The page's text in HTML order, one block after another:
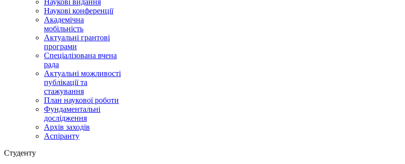
Наукові видання
Наукові конференції
Академічна
мобільність
Актуальні грантові
програми
Спеціалізована вчена
рада
Актуальні можливості
публікації та
стажування
План наукової роботи
Фундаментальні
дослідження
Архів заходів
Аспіранту
Студенту